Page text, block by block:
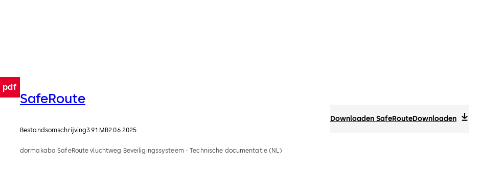
pdf
SafeRoute
Bestandsomschrijving3.91 MB2.06.2025
dormakaba SafeRoute vluchtweg Beveiligingssysteem - Technische documentatie (NL)
Downloaden SafeRouteDownloaden